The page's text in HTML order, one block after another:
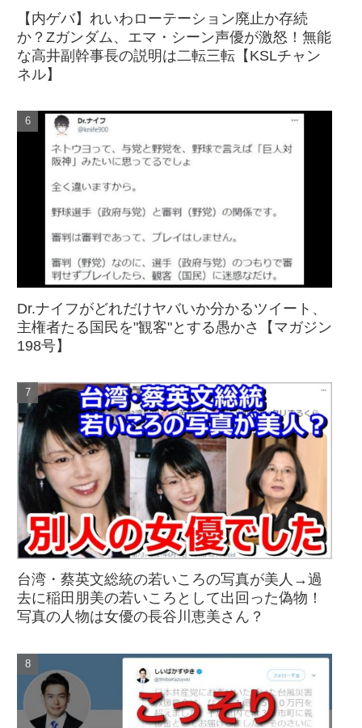
【内ゲバ】れいわローテーション廃止か存続
か？Zガンダム、エマ・シーン声優が激怒！無能
な高井副幹事長の説明は二転三転【KSLチャン
ネル】
Dr.ナイフがどれだけヤバいか分かるツイート、
主権者たる国民を"観客"とする愚かさ【マガジン
198号】
台湾・蔡英文総統の若いころの写真が美人→過
去に稲田朋美の若いころとして出回った偽物！
写真の人物は女優の長谷川恵美さん？